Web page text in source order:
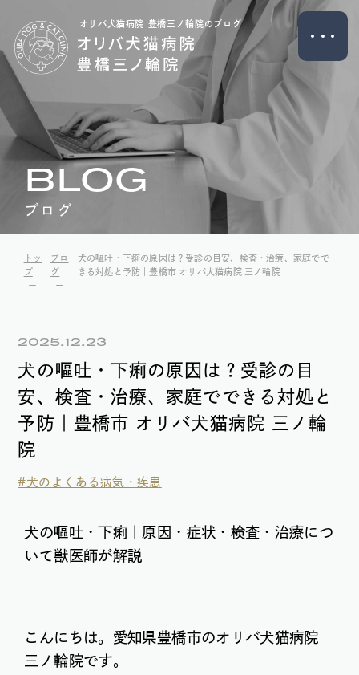
オリバ犬猫病院 豊橋三ノ輪院のブログ
BLOG
ブログ
トッ
プ
ブロ
グ
犬の嘔吐・下痢の原因は？受診の目安、検査・治療、家庭でで
きる対処と予防｜豊橋市 オリバ犬猫病院 三ノ輪院
2025.12.23
犬の嘔吐・下痢の原因は？受診の目
安、検査・治療、家庭でできる対処と
予防｜豊橋市 オリバ犬猫病院 三ノ輪
院
#犬のよくある病気・疾患
犬の嘔吐・下痢｜原因・症状・検査・治療につ
いて獣医師が解説
こんにちは。愛知県豊橋市のオリバ犬猫病院
三ノ輪院です。